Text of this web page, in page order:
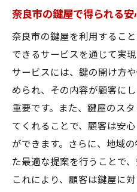
奈良市の鍵屋で得られる安
奈良市の鍵屋を利用するこ
できるサービスを通じて実
サービスには、鍵の開け方
められ、その内容が顧客に
重要です。また、鍵屋のス
てくれることで、顧客は安
ができます。さらに、地域
た最適な提案を行うことで
これにより、顧客は鍵屋に